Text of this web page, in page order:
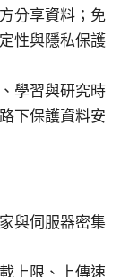
分享資料；免
性與隱私保護
學習與研究時
下保護資料安
與伺服器密集
上限、上傳速